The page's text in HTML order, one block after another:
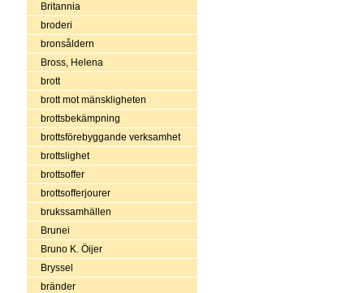
Britannia
broderi
bronsåldern
Bross, Helena
brott
brott mot mänskligheten
brottsbekämpning
brottsförebyggande verksamhet
brottslighet
brottsoffer
brottsofferjourer
brukssamhällen
Brunei
Bruno K. Öijer
Bryssel
bränder